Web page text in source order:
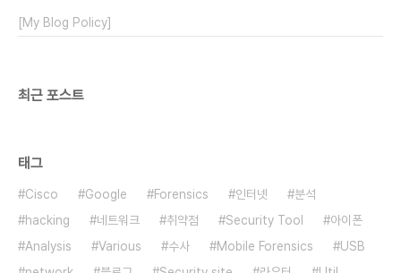
[My Blog Policy]
최근 포스트
태그
Cisco Google Forensics 인터넷
분석
hacking
네트워크 취약점 Security Tool
아이폰
Analysis
Various 수사 Mobile Forensics
USB